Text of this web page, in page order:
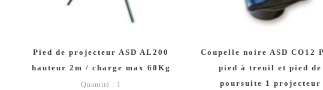
Pied de projecteur ASD AL200
hauteur 2m / charge max 60Kg
Quantité : 1
Coupelle noire ASD CO12
pied à treuil et pied de
poursuite 1 projecteur